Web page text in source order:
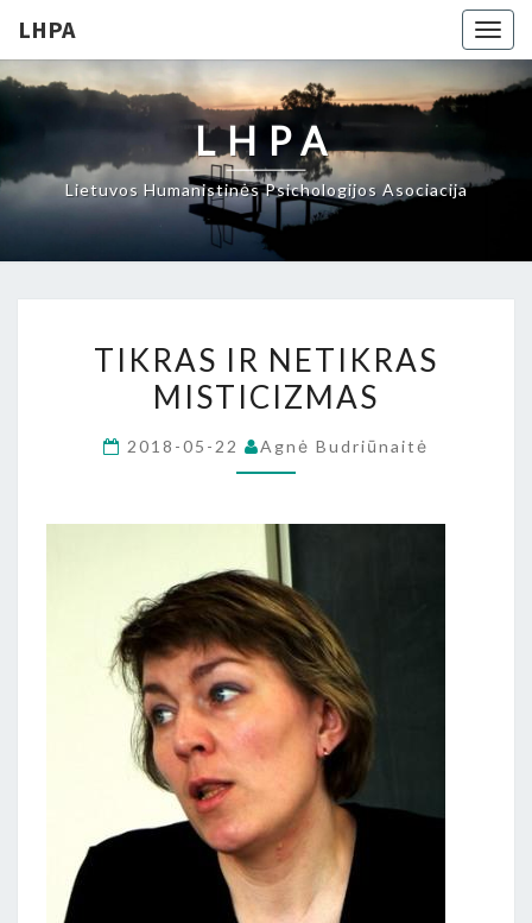
LHPA
LHPA
Lietuvos Humanistinės Psichologijos Asociacija
IR
NETIKRAS
TIKRAS IR NETIKRAS
MISTICIZMAS
2018-05-22 Agnė Budriūnaitė